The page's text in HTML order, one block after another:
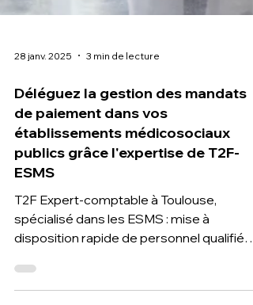
28 janv. 2025 3 min de lecture
Déléguez la gestion des mandats
de paiement dans vos
établissements médicosociaux
publics grâce l'expertise de T2F-